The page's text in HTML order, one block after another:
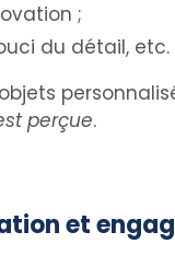
;
du détail, etc.
perçue.
et